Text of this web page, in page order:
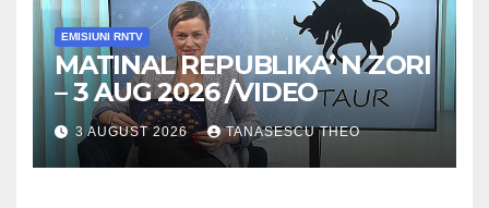
EMISIUNI RNTV
MATINAL REPUBLIKA’ N ZORI
– 3 AUG 2026 /VIDEO
3 AUGUST 2026 TANASESCU THEO